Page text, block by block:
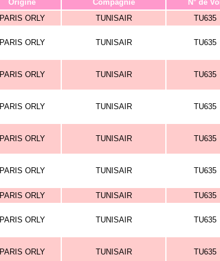
Origine Compagnie N° de Vol
PARIS ORLY TUNISAIR TU635
PARIS ORLY TUNISAIR TU635
PARIS ORLY TUNISAIR TU635
PARIS ORLY TUNISAIR TU635
PARIS ORLY TUNISAIR TU635
PARIS ORLY TUNISAIR TU635
PARIS ORLY TUNISAIR TU635
PARIS ORLY TUNISAIR TU635
PARIS ORLY TUNISAIR TU635